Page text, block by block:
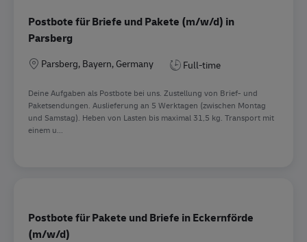
Postbote für Briefe und Pakete (m/w/d) in
Parsberg
Location
Parsberg, Bayern, Germany Full-time
Deine Aufgaben als Postbote bei uns. Zustellung von Brief- und
Paketsendungen. Auslieferung an 5 Werktagen (zwischen Montag
und Samstag). Heben von Lasten bis maximal 31,5 kg. Transport mit
einem u...
Postbote für Pakete und Briefe in Eckernförde
(m/w/d)